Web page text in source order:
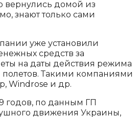
вернулись домой из
знают только сами
уже установили
средств за
на даты действия режима
полетов. Такими компаниями
Windrose и др.
годов, по данным ГП
движения Украины,